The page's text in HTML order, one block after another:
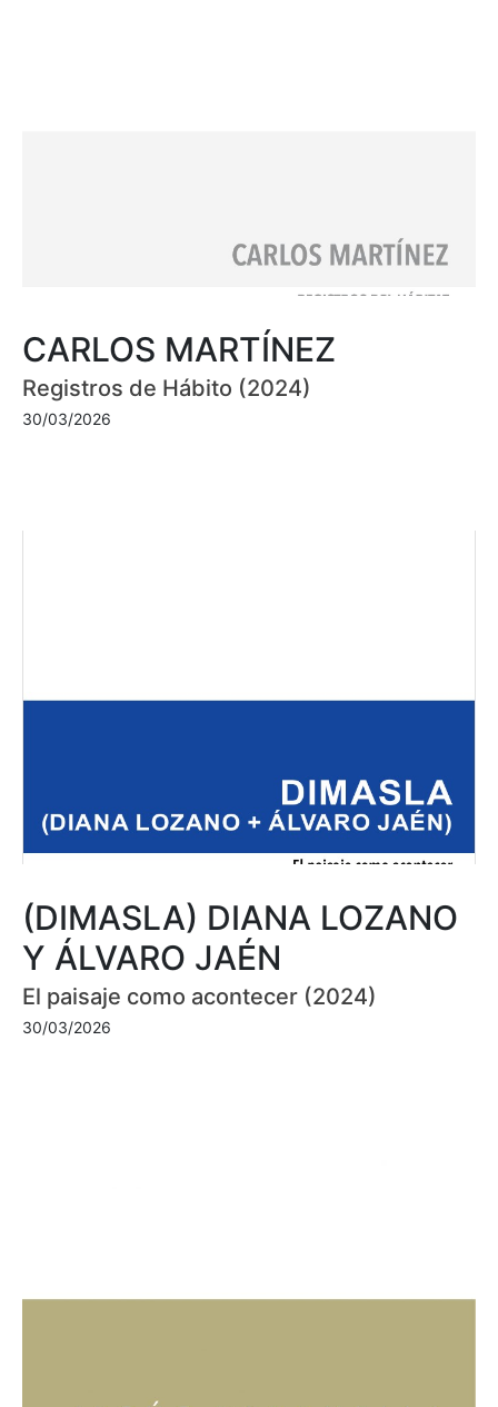
CARLOS MARTÍNEZ
Registros de Hábito (2024)
30/03/2026
(DIMASLA) DIANA LOZANO
Y ÁLVARO JAÉN
El paisaje como acontecer (2024)
30/03/2026